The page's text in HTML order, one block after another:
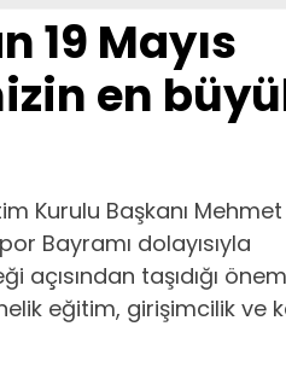
19 Mayıs
en
Kurulu Başkanı Mehmet
Bayramı dolayısıyla
açısından taşıdığı
eğitim, girişimcilik ve